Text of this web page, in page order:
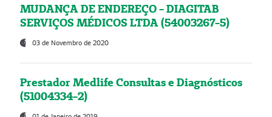
MUDANÇA DE ENDEREÇO - DIAGITAB
SERVIÇOS MÉDICOS LTDA (54003267-5)
03 de Novembro de 2020
Prestador Medlife Consultas e Diagnósticos
(51004334-2)